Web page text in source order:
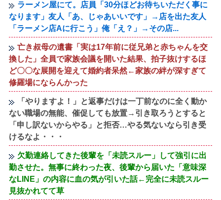
ラーメン屋にて。店員「30分ほどお待ちいただく事に
なります」友人「あ、じゃあいいです」→店を出た友人
「ラーメン店Aに行こう」俺「え？」→その店...
亡き叔母の遺書「実は17年前に従兄弟と赤ちゃんを交
換した」全員で家族会議を開いた結果、拍子抜けするほ
ど〇〇な展開を迎えて婚約者呆然←家族の絆が深すぎて
修羅場にならんかった
「やりますよ！」と返事だけは一丁前なのに全く動か
ない職場の無能、催促しても放置→引き取ろうとすると
「申し訳ないからやる」と拒否…やる気ないなら引き受
けるなよ・・・
欠勤連絡してきた後輩を「未読スルー」して強引に出
勤させた。無事に終わった夜、後輩から届いた「意味深
なLINE」の内容に血の気が引いた話←完全に未読スルー
見抜かれてて草